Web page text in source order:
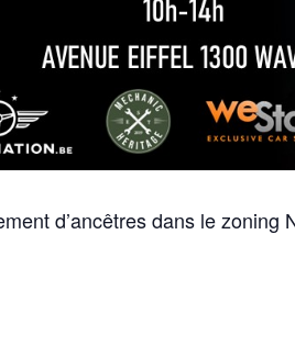
d’ancêtres dans le zoning